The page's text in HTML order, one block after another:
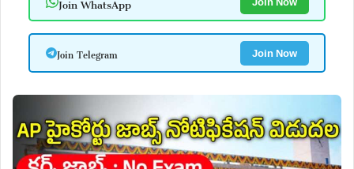
Join Telegram Join Now